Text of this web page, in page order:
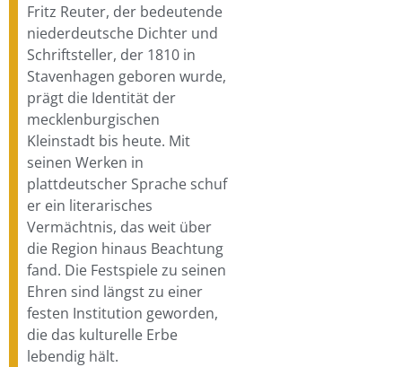
Fritz Reuter, der bedeutende
niederdeutsche Dichter und
Schriftsteller, der 1810 in
Stavenhagen geboren wurde,
prägt die Identität der
mecklenburgischen
Kleinstadt bis heute. Mit
seinen Werken in
plattdeutscher Sprache schuf
er ein literarisches
Vermächtnis, das weit über
die Region hinaus Beachtung
fand. Die Festspiele zu seinen
Ehren sind längst zu einer
festen Institution geworden,
die das kulturelle Erbe
lebendig hält.